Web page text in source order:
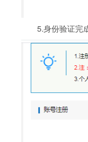
5.身份验证完